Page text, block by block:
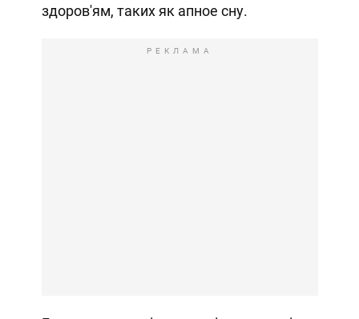
здоров'ям, таких як апное сну.
РЕКЛАМА